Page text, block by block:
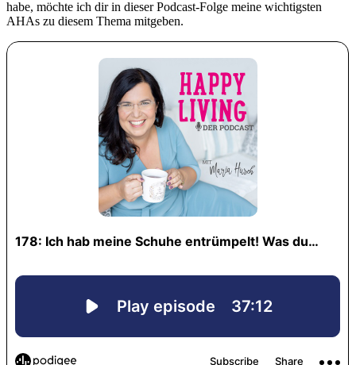
habe, möchte ich dir in dieser Podcast-Folge meine wichtigsten
AHAs zu diesem Thema mitgeben.